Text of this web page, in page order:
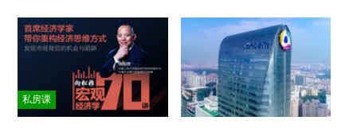
私房课